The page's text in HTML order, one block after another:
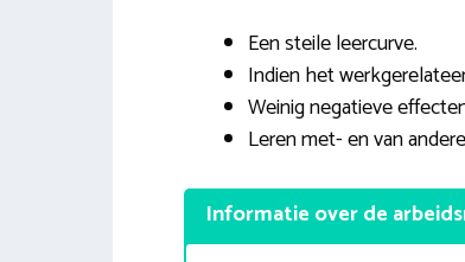
Een steile leercurve.
Indien het
Weinig negatieve
Leren met- en van
Informatie over de